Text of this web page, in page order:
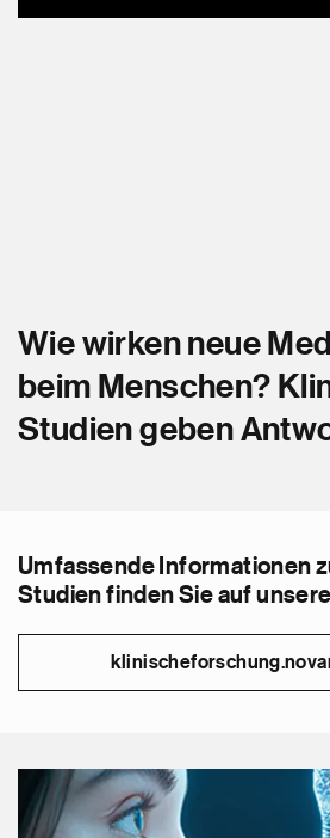
Wie wirken neue
beim Menschen?
Studien geben
Umfassende Informationen
Studien finden Sie auf